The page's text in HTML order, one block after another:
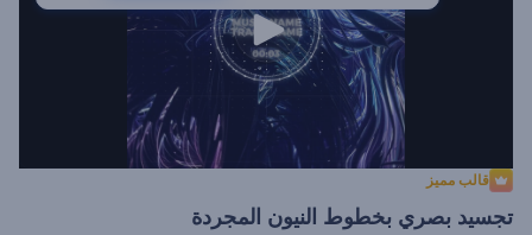
قالب مميز
تجسيد بصري بخطوط النيون المجردة